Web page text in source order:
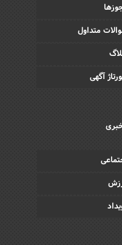
متداول
آگهی